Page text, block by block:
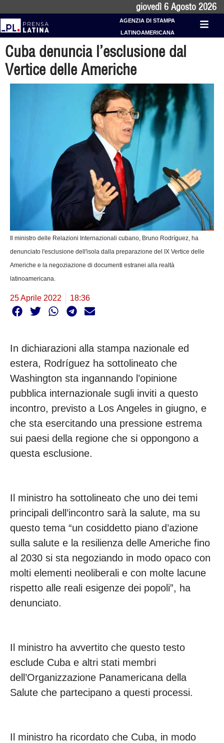
giovedì 6 Agosto 2026
AGENZIA DI STAMPA
LATINOAMERICANA
Cuba denuncia l’esclusione dal
Vertice delle Americhe
Il ministro delle Relazioni Internazionali cubano, Bruno Rodríguez, ha
denunciato l'esclusione dell'isola dalla preparazione del IX Vertice delle
Americhe e la negoziazione di documenti estranei alla realtà
latinoamericana.
25 Aprile 2022 18:36
In dichiarazioni alla stampa nazionale ed
estera, Rodríguez ha sottolineato che
Washington sta ingannando l’opinione
pubblica internazionale sugli inviti a questo
incontro, previsto a Los Angeles in giugno, e
che sta esercitando una pressione estrema
sui paesi della regione che si oppongono a
questa esclusione.
Il ministro ha sottolineato che uno dei temi
principali dell’incontro sarà la salute, ma su
questo tema “un cosiddetto piano d’azione
sulla salute e la resilienza delle Americhe fino
al 2030 si sta negoziando in modo opaco con
molti elementi neoliberali e con molte lacune
rispetto alle reali esigenze dei popoli”, ha
denunciato.
Il ministro ha avvertito che questo testo
esclude Cuba e altri stati membri
dell’Organizzazione Panamericana della
Salute che partecipano a questi processi.
Il ministro ha ricordato che Cuba, in modo